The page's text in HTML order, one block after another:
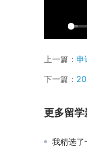
P
a
y
上一篇： 申
下一篇：
更多留
我精选了十